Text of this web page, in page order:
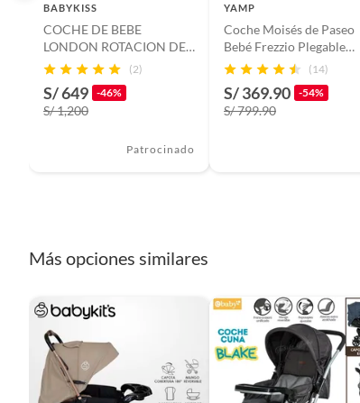
Tipo de plegado
Características
Posiciones de reclinado
Modelo
BABYKISS
COCHE DE BEBE
LONDON ROTACION DE
360° VIAJERO COLOR
(2)
S/ 649 -46%
S/ 1,200
Patrocinado
YAMP
Coche Moisés de Paseo
Bebé Frezzio Plegable
Yamp
(14)
S/ 369.90 -54%
S/ 799.90
Más opciones similares